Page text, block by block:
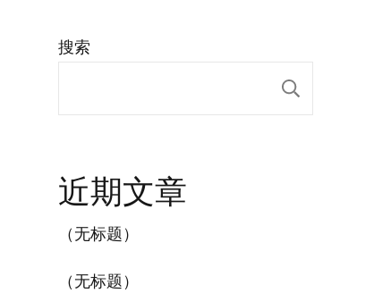
搜索
近期文章
（无标题）
（无标题）